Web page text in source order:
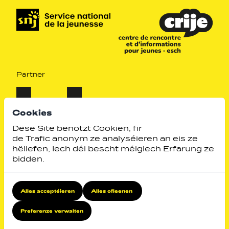
Cookies
Dëse Site benotzt Cookien, fir
de Trafic anonym ze analyséieren an eis ze
hëllefen, Iech déi bescht méiglech Erfarung ze
bidden.
Alles acceptéieren Alles ofleenen
Preferenze verwalten
Partner
Identity by Website by